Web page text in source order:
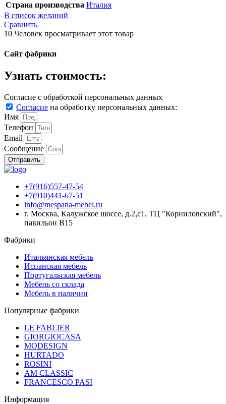
Страна производства Италия
В список желаний
Сравнить
10 Человек просматривает этот товар
Сайт фабрики
Узнать стоимость:
Согласие с обработкой персональных данных
Согласие на обработку персональных данных:
Имя
Телефон
Email
Сообщение
Отправить
+7(916)557-47-54
+7(910)441-67-51
info@mespana-mebel.ru
г. Москва, Калужское шоссе, д.2,с1, ТЦ "Корниловский",
павильон В15
Фабрики
Итальянская мебель
Испанская мебель
Португальская мебель
Мебель со склада
Мебель в наличии
Популярные фабрики
LE FABLIER
GIORGIOCASA
MODESIGN
HURTADO
ROSINI
AM CLASSIC
FRANCESCO PASI
Информация